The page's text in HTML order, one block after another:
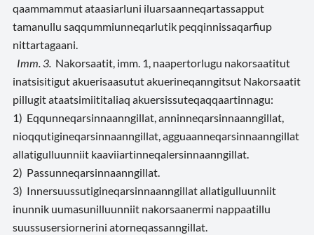
qaammammut ataasiarluni iluarsaanneqartassapput
tamanullu saqqummiunneqarlutik peqqinnissaqarfiup
nittartagaani.
Imm. 3. Nakorsaatit, imm. 1, naapertorlugu nakorsaatitut
inatsisitigut akuerisaasutut akuerineqanngitsut Nakorsaatit
pillugit ataatsimiititaliaq akuersissuteqaqqaartinnagu:
1) Eqqunneqarsinnaanngillat, anninneqarsinnaanngillat,
nioqqutigineqarsinnaanngillat, agguaanneqarsinnaanngillat
allatigulluunniit kaaviiartinneqalersinnaanngillat.
2) Passunneqarsinnaanngillat.
3) Innersuussutigineqarsinnaanngillat allatigulluunniit
inunnik uumasunilluunniit nakorsaanermi nappaatillu
suussusersiornerini atorneqassanngillat.